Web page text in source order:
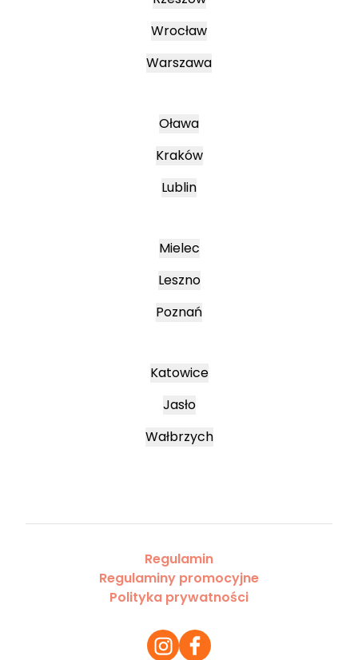
Wrocław
Warszawa
Oława
Kraków
Lublin
Mielec
Leszno
Poznań
Katowice
Jasło
Wałbrzych
Regulamin
Regulaminy promocyjne
Polityka prywatności